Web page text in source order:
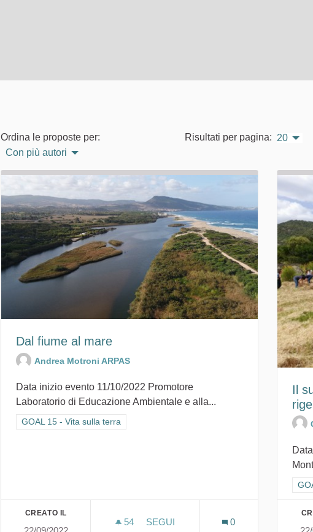
Ordina le proposte per:
Con più autori
Risultati per pagina: 20
Dal fiume al mare
Andrea Motroni ARPAS
Data inizio evento 11/10/2022 Promotore
Laboratorio di Educazione Ambientale e alla...
Filtra i risultati per categoria: GOAL 15 - Vita sulla terra
GOAL 15 - Vita sulla terra
CREATO IL
54 54 SOSTENITORI
SEGUI
0
Il